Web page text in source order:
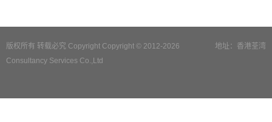
地址：香港荃湾
版权所有 转载必究 Copyright Copyright © 2012-2026
Consultancy Services Co.,Ltd